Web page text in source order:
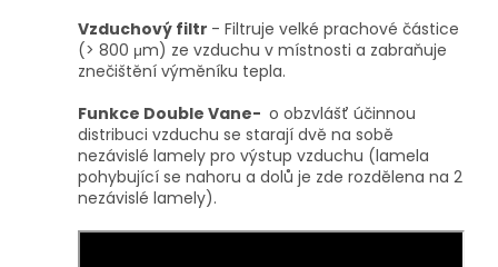
Vzduchový filtr - Filtruje velké prachové částice
(> 800 μm) ze vzduchu v místnosti a zabraňuje
znečištění výměníku tepla.
Funkce Double Vane- o obzvlášť účinnou
distribuci vzduchu se starají dvě na sobě
nezávislé lamely pro výstup vzduchu (lamela
pohybující se nahoru a dolů je zde rozdělena na 2
nezávislé lamely).